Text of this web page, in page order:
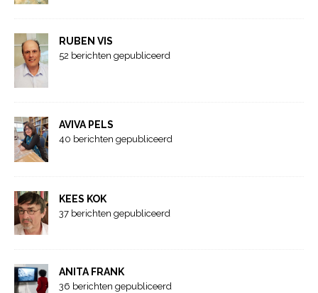
RUBEN VIS
52 berichten gepubliceerd
AVIVA PELS
40 berichten gepubliceerd
KEES KOK
37 berichten gepubliceerd
ANITA FRANK
36 berichten gepubliceerd